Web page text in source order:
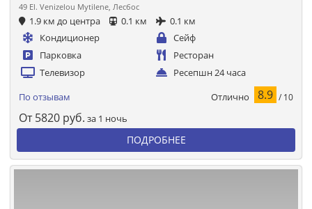
49 El. Venizelou Mytilene, Лесбос
1.9 км до центра 0.1 км
0.1 км
Кондиционер
Сейф
Парковка
Ресторан
Телевизор
Ресепшн 24 часа
По отзывам Отлично 8.9 / 10
От 5820 руб. за 1 ночь
ПОДРОБНЕЕ